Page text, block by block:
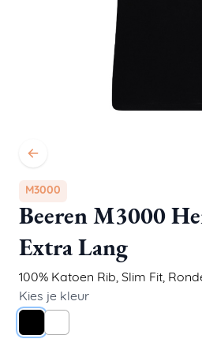
M3000
Beeren M3000
Extra Lang
100% Katoen Rib, Slim Fit,
Kies je kleur